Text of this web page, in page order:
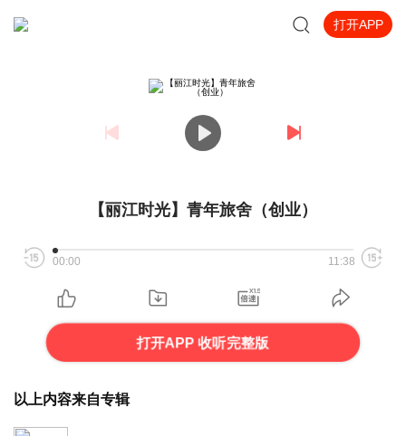
打开APP
【丽江时光】青年旅舍（创业）
00:00 11:38
打开APP 收听完整版
以上内容来自专辑